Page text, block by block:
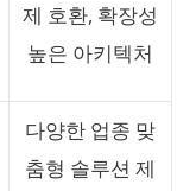
제 호환, 확장성
높은 아키텍처
다양한 업종 맞
춤형 솔루션 제